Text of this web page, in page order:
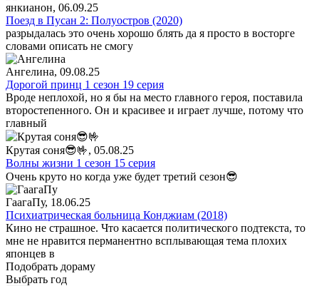
янкианон, 06.09.25
Поезд в Пусан 2: Полуостров (2020)
разрыдалась это очень хорошо блять да я просто в восторге
словами описать не смогу
Ангелина, 09.08.25
Дорогой принц 1 сезон 19 серия
Вроде неплохой, но я бы на место главного героя, поставила
второстепенного. Он и красивее и играет лучше, потому что
главный
Крутая соня😎🤟, 05.08.25
Волны жизни 1 сезон 15 серия
Очень круто но когда уже будет третий сезон😎
ГаагаПу, 18.06.25
Психиатрическая больница Конджиам (2018)
Кино не страшное. Что касается политического подтекста, то
мне не нравится перманентно всплывающая тема плохих
японцев в
Подобрать дораму
Выбрать год